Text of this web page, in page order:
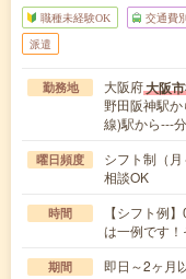
職種未経験OK 交通費
派遣
勤務地 大阪府大阪
野田阪神駅
線)駅から---
曜日頻度
シフト制（
相談OK
時間
【シフト例
は一例です
期間 即日～2ヶ月